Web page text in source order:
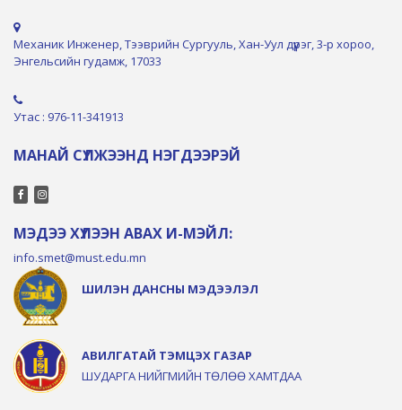
Механик Инженер, Тээврийн Сургууль, Хан-Уул дүүрэг, 3-р хороо,
Энгельсийн гудамж, 17033
Утас : 976-11-341913
МАНАЙ СҮЛЖЭЭНД НЭГДЭЭРЭЙ
МЭДЭЭ ХҮЛЭЭН АВАХ И-МЭЙЛ:
info.smet@must.edu.mn
ШИЛЭН ДАНСНЫ МЭДЭЭЛЭЛ
АВИЛГАТАЙ ТЭМЦЭХ ГАЗАР
ШУДАРГА НИЙГМИЙН ТӨЛӨӨ ХАМТДАА